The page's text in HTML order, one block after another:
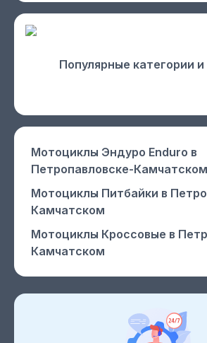
Популярные категории
Мотоциклы Эндуро Enduro в
Петропавловске-Камчатском
Мотоциклы Питбайки в
Камчатском
Мотоциклы Кроссовые в
Камчатском